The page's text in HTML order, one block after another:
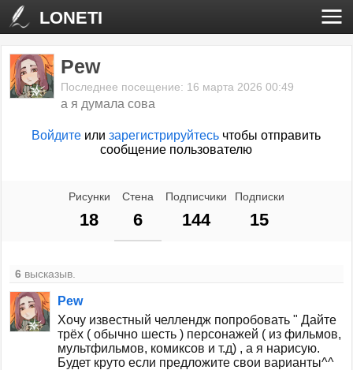
LONETI
Pew
Последнее посещение: 16 марта 2026 00:49
а я думала сова
Войдите илизарегистрируйтесь чтобы отправить
сообщение пользователю
Рисунки
18
Стена
6
Подписчики
144
Подписки
15
6 высказыв.
Pew
Хочу известный челлендж попробовать " Дайте
трёх ( обычно шесть ) персонажей ( из фильмов,
мультфильмов, комиксов и т.д) , а я нарисую.
Будет круто если предложите свои варианты^^